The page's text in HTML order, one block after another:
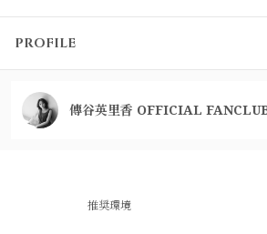
PROFILE
傳谷英里香 OFFICIAL
推奨環境